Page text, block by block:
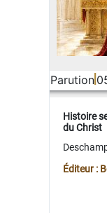
Parution
Histoire
du Christ
Éditeur :